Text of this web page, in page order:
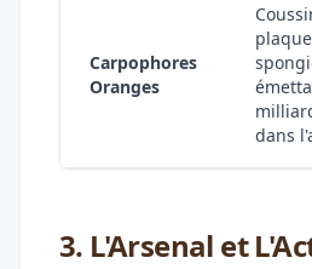
Carpophores
Oranges
dans
3. L'Arsenal et